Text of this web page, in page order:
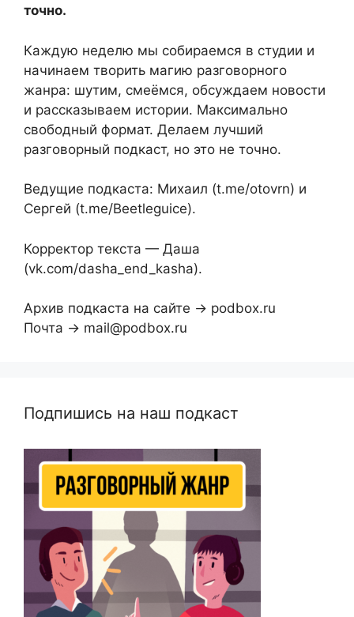
точно.
Каждую неделю мы собираемся в студии и
начинаем творить магию разговорного
жанра: шутим, смеёмся, обсуждаем новости
и рассказываем истории. Максимально
свободный формат. Делаем лучший
разговорный подкаст, но это не точно.
Ведущие подкаста: Михаил (t.me/otovrn) и
Сергей (t.me/Beetleguice).
Корректор текста — Даша
(vk.com/dasha_end_kasha).
Архив подкаста на сайте → podbox.ru
Почта → mail@podbox.ru
Подпишись на наш подкаст